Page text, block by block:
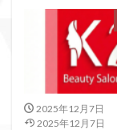
2025年12月7日
2025年12月7日